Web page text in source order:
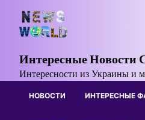
content
Интересные Новости
Интересности из Украины и
НОВОСТИ ИНТЕРЕСНЫЕ